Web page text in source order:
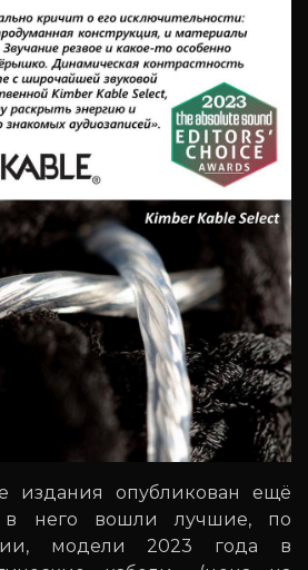
издания опубликован ещё
в него вошли лучшие, по
модели 2023 года в